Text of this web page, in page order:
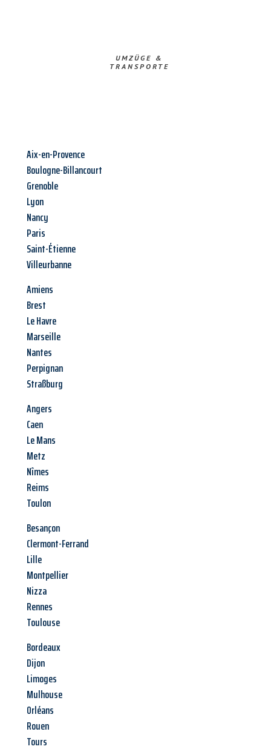
UMZÜGE &
TRANSPORTE
Aix-en-Provence
Boulogne-Billancourt
Grenoble
Lyon
Nancy
Paris
Saint-Étienne
Villeurbanne
Amiens
Brest
Le Havre
Marseille
Nantes
Perpignan
Straßburg
Angers
Caen
Le Mans
Metz
Nîmes
Reims
Toulon
Besançon
Clermont-Ferrand
Lille
Montpellier
Nizza
Rennes
Toulouse
Bordeaux
Dijon
Limoges
Mulhouse
Orléans
Rouen
Tours